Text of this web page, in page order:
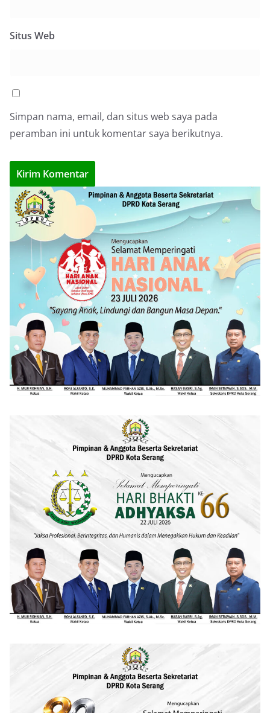
Situs Web
Simpan nama, email, dan situs web saya pada
peramban ini untuk komentar saya berikutnya.